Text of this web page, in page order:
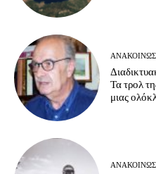
Τα τρολ
μιας